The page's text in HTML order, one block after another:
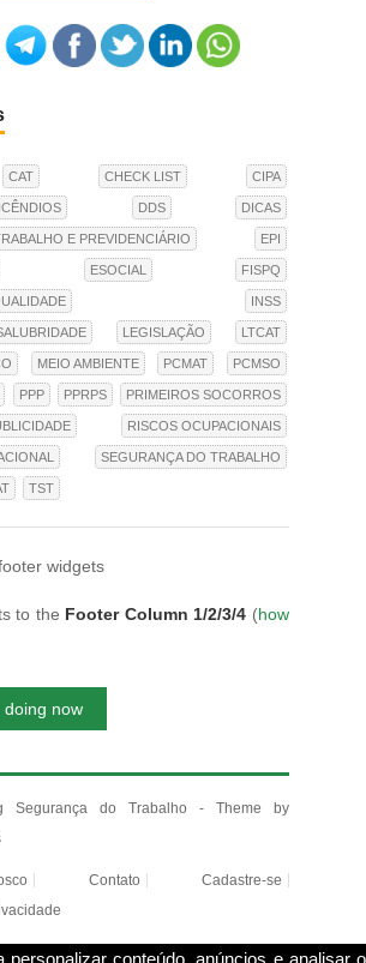
CAT CHECK LIST CIPA
DDS DICAS
E PREVIDENCIÁRIO EPI
ESOCIAL FISPQ
INSS
LEGISLAÇÃO LTCAT
MEIO AMBIENTE PCMAT PCMSO
PPP PPRPS PRIMEIROS SOCORROS
RISCOS OCUPACIONAIS
SEGURANÇA DO TRABALHO
TST
widgets
to the Footer Column 1/2/3/4 (how
doing now
Segurança do Trabalho - Theme by
Contato
Cadastre-se